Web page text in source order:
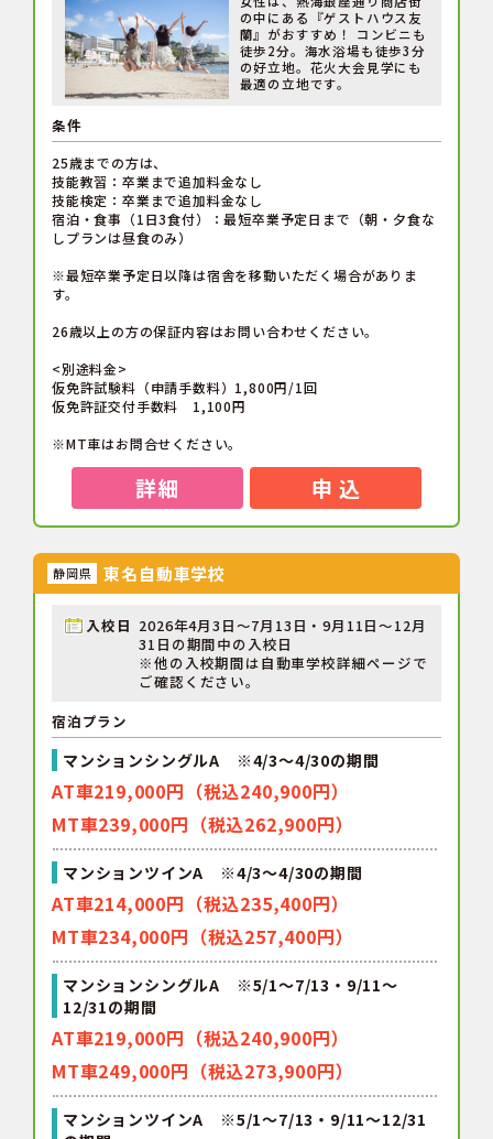
の中にある『ゲストハウス友
蘭』がおすすめ！ コンビニも
徒歩2分。海水浴場も徒歩3分
の好立地。花火大会見学にも
最適の立地です。
条件
25歳までの方は、
技能教習：卒業まで追加料金なし
技能検定：卒業まで追加料金なし
宿泊・食事（1日3食付）：最短卒業予定日まで（朝・夕食な
しプランは昼食のみ）
※最短卒業予定日以降は宿舎を移動いただく場合がありま
す。
26歳以上の方の保証内容はお問い合わせください。
<別途料金>
仮免許試験料（申請手数料）1,800円/1回
仮免許証交付手数料 1,100円
※MT車はお問合せください。
詳細 申 込
静岡県 東名自動車学校
入校日 2026年4月3日～7月13日・9月11日～12月
31日の期間中の入校日
※他の入校期間は自動車学校詳細ページで
ご確認ください。
宿泊プラン
マンションシングルA ※4/3～4/30の期間
AT車219,000円（税込240,900円）
MT車239,000円（税込262,900円）
マンションツインA ※4/3～4/30の期間
AT車214,000円（税込235,400円）
MT車234,000円（税込257,400円）
マンションシングルA ※5/1～7/13・9/11～
12/31の期間
AT車219,000円（税込240,900円）
MT車249,000円（税込273,900円）
マンションツインA ※5/1～7/13・9/11～12/31